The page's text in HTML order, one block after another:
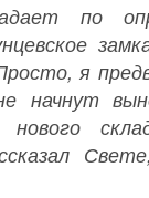
по
я
начнут